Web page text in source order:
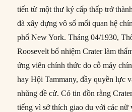
tiến từ một thư ký cấp thấp trở
đã xây dựng vô số mối quan hệ
phố New York. Tháng 04/1930,
Roosevelt bổ nhiệm Crater làm
ứng viên chính thức do cỗ máy
hay Hội Tammany, đầy quyền lực
nhũng đề cử. Có tin đồn rằng
tiếng vì sở thích giao du với các nữ